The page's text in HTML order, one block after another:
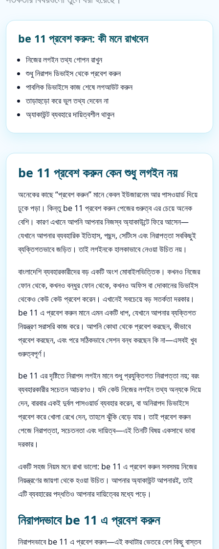
be 11 প্রবেশ করুন: কী মনে রাখবেন
নিজের লগইন তথ্য গোপন রাখুন
শুধু নিরাপদ ডিভাইস থেকে প্রবেশ করুন
পাবলিক ডিভাইসে কাজ শেষে লগআউট করুন
তাড়াহুড়ো করে ভুল তথ্য দেবেন না
অ্যাকাউন্ট ব্যবহারে দায়িত্বশীল থাকুন
be 11 প্রবেশ করুন কেন শুধু লগইন নয়
অনেকের কাছে “প্রবেশ করুন” মানে কেবল ইউজারনেম আর পাসওয়ার্ড দিয়ে
ঢুকে পড়া। কিন্তু be 11 প্রবেশ করুন পেজের গুরুত্ব এর চেয়ে অনেক
বেশি। কারণ এখানে আপনি আপনার নিজস্ব অ্যাকাউন্টে ফিরে আসেন—
যেখানে আপনার ব্যবহারিক ইতিহাস, পছন্দ, সেটিংস এবং নিরাপত্তা সবকিছুই
ব্যক্তিগতভাবে জড়িত। তাই লগইনকে হালকাভাবে নেওয়া উচিত নয়।
বাংলাদেশি ব্যবহারকারীদের বড় একটি অংশ মোবাইলভিত্তিক। কখনও নিজের
ফোন থেকে, কখনও বন্ধুর ফোন থেকে, কখনও অফিস বা দোকানের ডিভাইস
থেকেও কেউ কেউ প্রবেশ করেন। এখানেই সবচেয়ে বড় সতর্কতা দরকার।
be 11 এ প্রবেশ করুন মানে এমন একটি ধাপ, যেখানে আপনার ব্যক্তিগত
নিয়ন্ত্রণ সরাসরি কাজ করে। আপনি কোথা থেকে প্রবেশ করছেন, কীভাবে
প্রবেশ করছেন, এবং পরে সঠিকভাবে সেশন বন্ধ করছেন কি না—এসবই খুব
গুরুত্বপূর্ণ।
be 11 এর দৃষ্টিতে নিরাপদ লগইন মানে শুধু প্রযুক্তিগত নিরাপত্তা নয়; বরং
ব্যবহারকারীর সচেতন আচরণও। যদি কেউ নিজের লগইন তথ্য অন্যকে দিয়ে
দেন, বারবার একই দুর্বল পাসওয়ার্ড ব্যবহার করেন, বা অনিরাপদ ডিভাইসে
প্রবেশ করে খোলা রেখে দেন, তাহলে ঝুঁকি বেড়ে যায়। তাই প্রবেশ করুন
পেজে নিরাপত্তা, সচেতনতা এবং দায়িত্ব—এই তিনটি বিষয় একসাথে ভাবা
দরকার।
একটি সহজ নিয়ম মনে রাখা ভালো: be 11 এ প্রবেশ করুন সবসময় নিজের
নিয়ন্ত্রণের জায়গা থেকে হওয়া উচিত। আপনার অ্যাকাউন্ট আপনারই, তাই
এটি ব্যবহারের পদ্ধতিও আপনার দায়িত্বের মধ্যে পড়ে।
নিরাপদভাবে be 11 এ প্রবেশ করুন
নিরাপদভাবে be 11 এ প্রবেশ করুন—এই কথাটার ভেতরে বেশ কিছু বাস্তব